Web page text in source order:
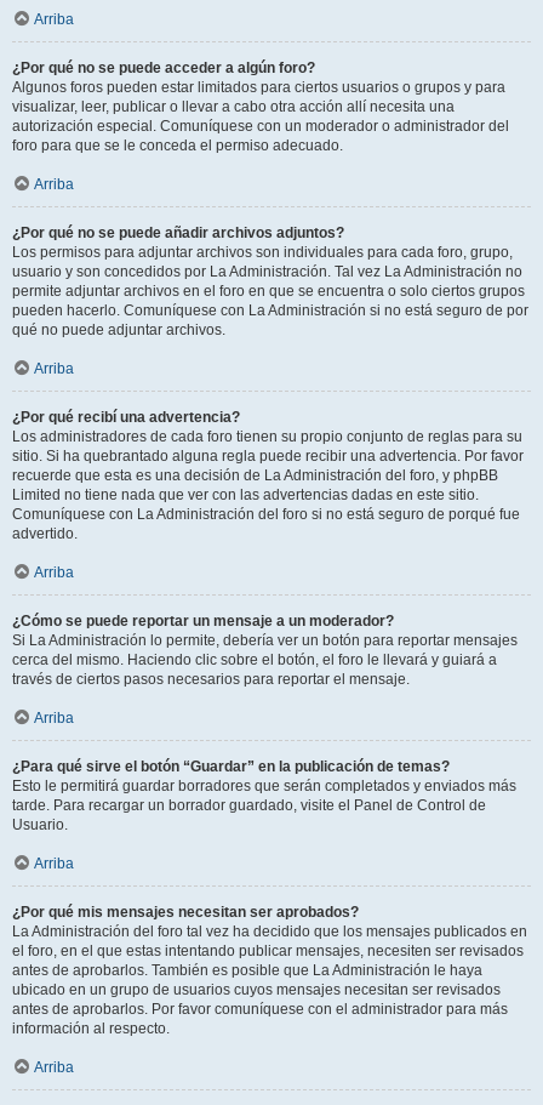
Arriba
¿Por qué no se puede acceder a algún foro?
Algunos foros pueden estar limitados para ciertos usuarios o grupos y para
visualizar, leer, publicar o llevar a cabo otra acción allí necesita una
autorización especial. Comuníquese con un moderador o administrador del
foro para que se le conceda el permiso adecuado.
Arriba
¿Por qué no se puede añadir archivos adjuntos?
Los permisos para adjuntar archivos son individuales para cada foro, grupo,
usuario y son concedidos por La Administración. Tal vez La Administración no
permite adjuntar archivos en el foro en que se encuentra o solo ciertos grupos
pueden hacerlo. Comuníquese con La Administración si no está seguro de por
qué no puede adjuntar archivos.
Arriba
¿Por qué recibí una advertencia?
Los administradores de cada foro tienen su propio conjunto de reglas para su
sitio. Si ha quebrantado alguna regla puede recibir una advertencia. Por favor
recuerde que esta es una decisión de La Administración del foro, y phpBB
Limited no tiene nada que ver con las advertencias dadas en este sitio.
Comuníquese con La Administración del foro si no está seguro de porqué fue
advertido.
Arriba
¿Cómo se puede reportar un mensaje a un moderador?
Si La Administración lo permite, debería ver un botón para reportar mensajes
cerca del mismo. Haciendo clic sobre el botón, el foro le llevará y guiará a
través de ciertos pasos necesarios para reportar el mensaje.
Arriba
¿Para qué sirve el botón “Guardar” en la publicación de temas?
Esto le permitirá guardar borradores que serán completados y enviados más
tarde. Para recargar un borrador guardado, visite el Panel de Control de
Usuario.
Arriba
¿Por qué mis mensajes necesitan ser aprobados?
La Administración del foro tal vez ha decidido que los mensajes publicados en
el foro, en el que estas intentando publicar mensajes, necesiten ser revisados
antes de aprobarlos. También es posible que La Administración le haya
ubicado en un grupo de usuarios cuyos mensajes necesitan ser revisados
antes de aprobarlos. Por favor comuníquese con el administrador para más
información al respecto.
Arriba